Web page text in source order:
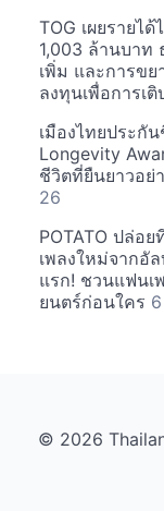
TOG เผยรายไ
1,003 ล้านบาท
เพิ่ม และการขย
ลงทุนเพื่อการเติ
เมืองไทยประกั
Longevity
ชีวิตที่ยืนยาวอย่
26
POTATO ปล่อย
เพลงใหม่จากอั
แรก! ชวนแฟนเ
ยนตร์ก่อนใคร
© 2026